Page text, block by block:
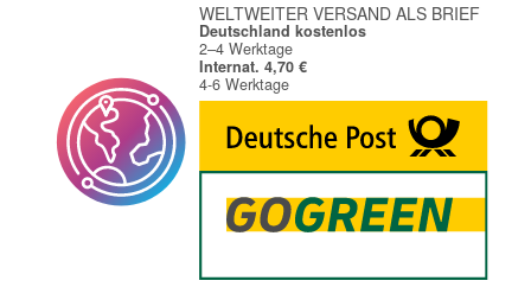
WELTWEITER VERSAND ALS BRIEF
Deutschland kostenlos
2–4 Werktage
Internat. 4,70 €
4-6 Werktage